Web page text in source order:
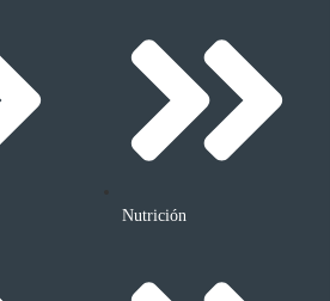
Nutrición